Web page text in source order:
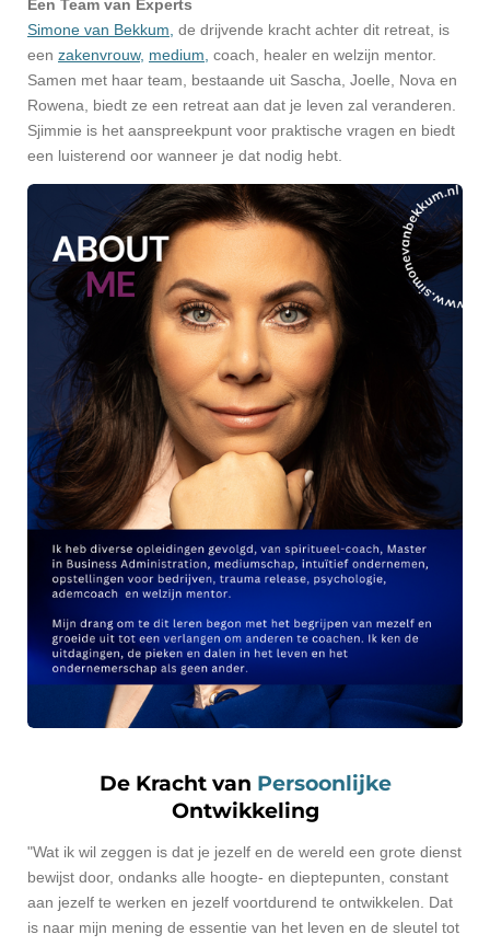
Een Team van Experts
Simone van Bekkum, de drijvende kracht achter dit retreat, is
een zakenvrouw, medium, coach, healer en welzijn mentor.
Samen met haar team, bestaande uit Sascha, Joelle, Nova en
Rowena, biedt ze een retreat aan dat je leven zal veranderen.
Sjimmie is het aanspreekpunt voor praktische vragen en biedt
een luisterend oor wanneer je dat nodig hebt.
De Kracht van Persoonlijke
Ontwikkeling
"Wat ik wil zeggen is dat je jezelf en de wereld een grote dienst
bewijst door, ondanks alle hoogte- en dieptepunten, constant
aan jezelf te werken en jezelf voortdurend te ontwikkelen. Dat
is naar mijn mening de essentie van het leven en de sleutel tot